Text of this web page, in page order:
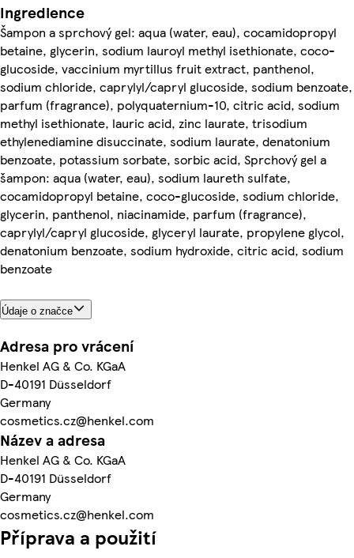
Ingredience
Šampon a sprchový gel: aqua (water, eau), cocamidopropyl
betaine, glycerin, sodium lauroyl methyl isethionate, coco-
glucoside, vaccinium myrtillus fruit extract, panthenol,
sodium chloride, caprylyl/capryl glucoside, sodium benzoate,
parfum (fragrance), polyquaternium-10, citric acid, sodium
methyl isethionate, lauric acid, zinc laurate, trisodium
ethylenediamine disuccinate, sodium laurate, denatonium
benzoate, potassium sorbate, sorbic acid, Sprchový gel a
šampon: aqua (water, eau), sodium laureth sulfate,
cocamidopropyl betaine, coco-glucoside, sodium chloride,
glycerin, panthenol, niacinamide, parfum (fragrance),
caprylyl/capryl glucoside, glyceryl laurate, propylene glycol,
denatonium benzoate, sodium hydroxide, citric acid, sodium
benzoate
Údaje o značce
Adresa pro vrácení
Henkel AG & Co. KGaA
D-40191 Düsseldorf
Germany
cosmetics.cz@henkel.com
Název a adresa
Henkel AG & Co. KGaA
D-40191 Düsseldorf
Germany
cosmetics.cz@henkel.com
Příprava a použití